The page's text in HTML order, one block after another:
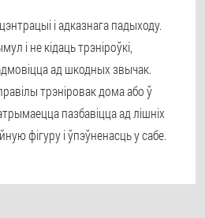
і адказнага падыходу.
і не кідаць трэніроўкі,
ад шкодных звычак.
трэніровак дома або ў
пазбавіцца ад лішніх
фігуру і ўпэўненасць у сабе.